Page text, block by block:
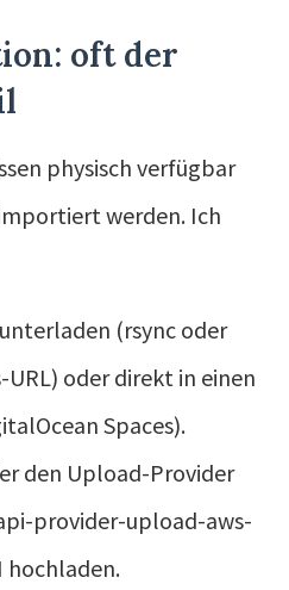
oft der
physisch verfügbar
werden. Ich
(rsync oder
oder direkt in einen
Spaces).
den Upload-Provider
provider-upload-aws-
hochladen.